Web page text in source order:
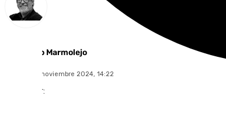
Francisco Marmolejo
sábado, 30 noviembre 2024, 14:22
Compartir: